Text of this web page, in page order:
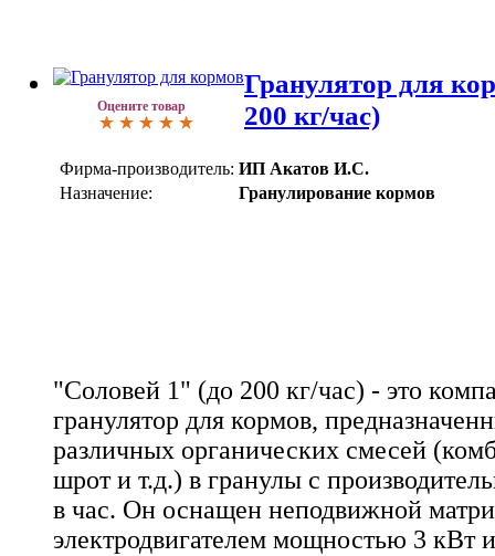
Оцените товар
Гранулятор для
200 кг/час)
Фирма-производитель: ИП Акатов И.С.
Назначение:
Гранулирование кормов
"Соловей 1" (до 200 кг/час) - это
гранулятор для кормов,
различных органических смесей
шрот и т.д.) в гранулы с
в час. Он оснащен неподвижной
электродвигателем мощностью 3 кВт